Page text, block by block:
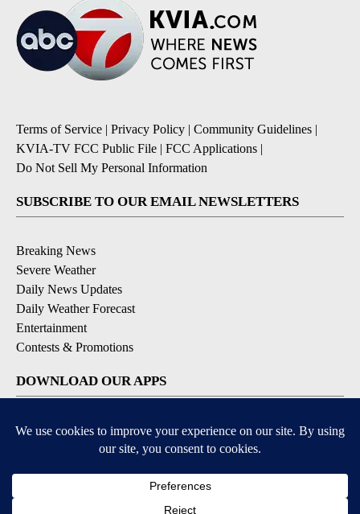
Terms of Service | Privacy Policy | Community Guidelines |
KVIA-TV FCC Public File | FCC Applications |
Do Not Sell My Personal Information
SUBSCRIBE TO OUR EMAIL NEWSLETTERS
Breaking News
Severe Weather
Daily News Updates
Daily Weather Forecast
Entertainment
Contests & Promotions
DOWNLOAD OUR APPS
Available for iOS and Android